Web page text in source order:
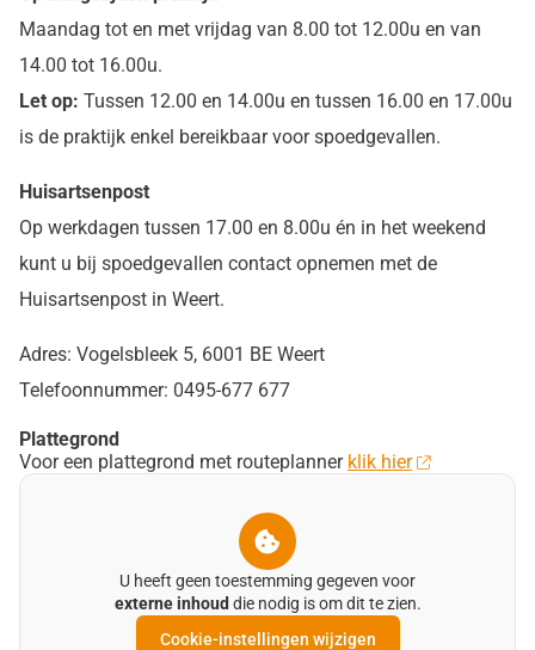
Maandag tot en met vrijdag van 8.00 tot 12.00u en van
14.00 tot 16.00u.
Let op: Tussen 12.00 en 14.00u en tussen 16.00 en 17.00u
is de praktijk enkel bereikbaar voor spoedgevallen.
Huisartsenpost
Op werkdagen tussen 17.00 en 8.00u én in het weekend
kunt u bij spoedgevallen contact opnemen met de
Huisartsenpost in Weert.
Adres: Vogelsbleek 5, 6001 BE Weert
Telefoonnummer: 0495-677 677
Plattegrond
Voor een plattegrond met routeplanner klik hier
U heeft geen toestemming gegeven voor
externe inhoud die nodig is om dit te zien.
Cookie-instellingen wijzigen